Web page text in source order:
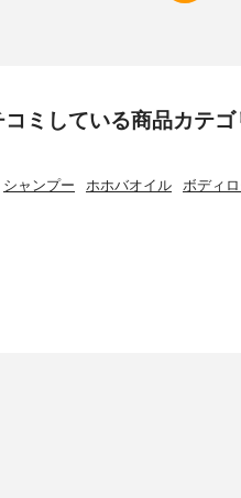
ミしている商品カテゴ
シャンプー ホホバオイル ボディ